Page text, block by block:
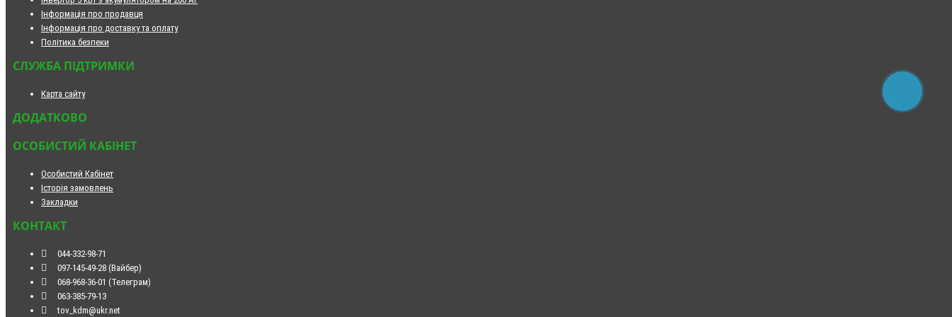
Інформація про продавця
Інформація про доставку та оплату
Політика безпеки
СЛУЖБА ПІДТРИМКИ
Карта сайту
ДОДАТКОВО
ОСОБИСТИЙ КАБІНЕТ
Особистий Кабінет
Історія замовлень
Закладки
КОНТАКТ
044-332-98-71
097-145-49-28 (Вайбер)
068-968-36-01 (Телеграм)
063-385-79-13
tov_kdm@ukr.net